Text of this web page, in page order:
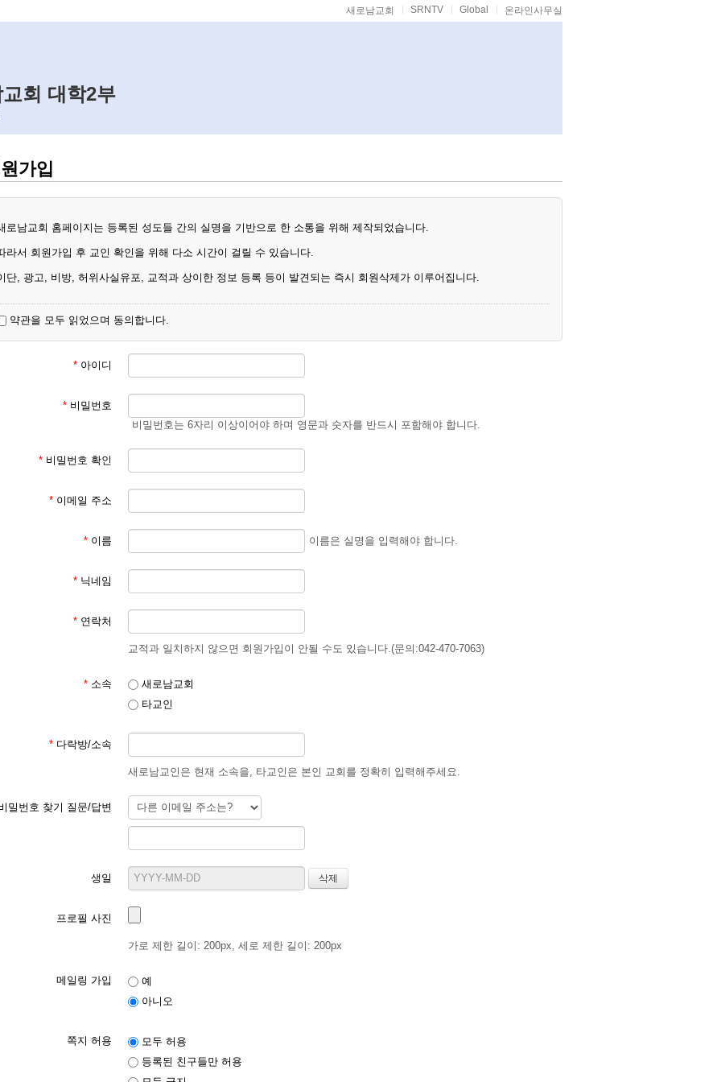
새로남교회 SRNTV Global 온라인사무실
회 대학2부
가입
로남교회 홈페이지는 등록된 성도들 간의 실명을 기반으로 한 소통을 위해 제작되었습니다.
라서 회원가입 후 교인 확인을 위해 다소 시간이 걸릴 수 있습니다.
단, 광고, 비방, 허위사실유포, 교적과 상이한 정보 등록 등이 발견되는 즉시 회원삭제가 이루어집니다.
약관을 모두 읽었으며 동의합니다.
* 아이디
* 비밀번호
비밀번호는 6자리 이상이어야 하며 영문과 숫자를 반드시 포함해야 합니다.
* 비밀번호 확인
* 이메일 주소
* 이름 이름은 실명을 입력해야 합니다.
* 닉네임
* 연락처
교적과 일치하지 않으면 회원가입이 안될 수도 있습니다.(문의:042-470-7063)
* 소속
새로남교회
타교인
* 다락방/소속
새로남교인은 현재 소속을, 타교인은 본인 교회를 정확히 입력해주세요.
밀번호 찾기 질문/답변
생일
프로필 사진
가로 제한 길이: 200px, 세로 제한 길이: 200px
메일링 가입
예
아니오
쪽지 허용
모두 허용
등록된 친구들만 허용